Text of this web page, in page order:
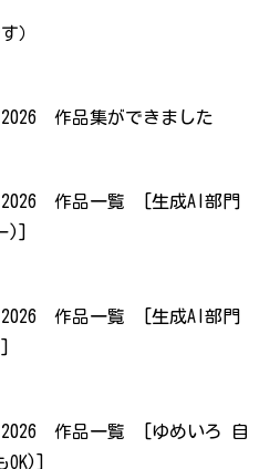
）
作品集ができました
作品一覧 [生成AI部門
)]
作品一覧 [生成AI部門
作品一覧 [ゆめいろ 自
OK)]